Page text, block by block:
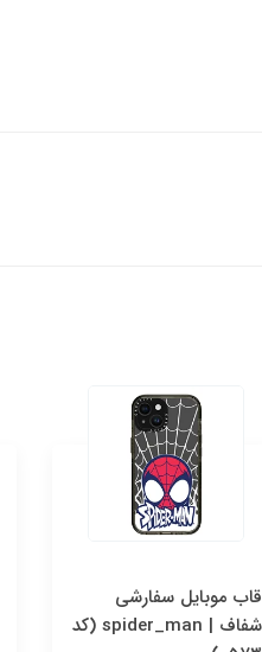
قاب موبایل سفارشی
شفاف | spider_man (کد